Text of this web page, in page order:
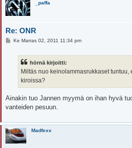
_paffa
Re: ONR
VKe Marras 02, 2011 11:34 pm
hörnä kirjoitti:
Miltäs nuo keinolammasrukkaset
kiroissa?
Ainakin tuo Jannen myymä on ihan hyvä
vanteiden pesuun.
Madfexx